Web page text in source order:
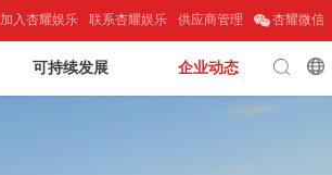
杏耀微信
供应商管理
联系杏耀娱乐
加入杏耀娱乐
企业动态
可持续发展